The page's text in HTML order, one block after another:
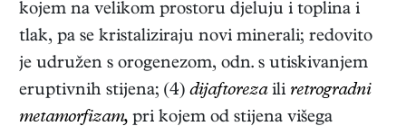
kojem na velikom prostoru djeluju i toplina i
tlak, pa se kristaliziraju novi minerali; redovito
je udružen s orogenezom, odn. s utiskivanjem
eruptivnih stijena; (4) dijaftorezaili retrogradni
metamorfizam, pri kojem od stijena višega